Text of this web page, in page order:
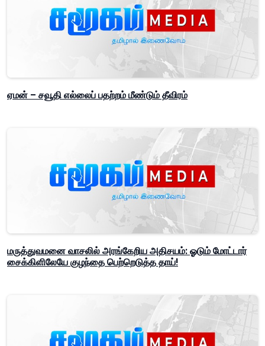
ஏமன் – சவூதி எல்லைப் பதற்றம் மீண்டும் தீவிரம்
மருத்துவமனை வாசலில் அரங்கேறிய அதிசயம்: ஓடும் மோட்டார்
சைக்கிளிலேயே குழந்தை பெற்றெடுத்த தாய்!